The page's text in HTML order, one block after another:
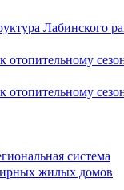
Лабинского
отопительному
отопительному
система
жилых домов